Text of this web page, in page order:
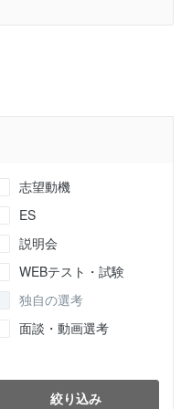
志望動機
ES
説明会
WEBテスト・試験
独自の選考
面談・動画選考
絞り込み